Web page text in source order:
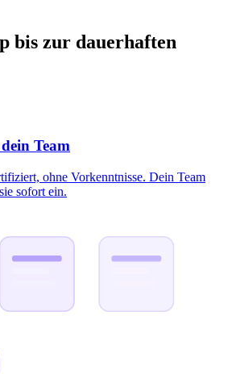
bis zur dauerhaften
Team
ohne Vorkenntnisse. Dein Team
sofort ein.